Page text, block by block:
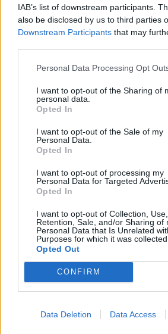
IAB’s list of downstream participants.
also be disclosed by us to third parties
Downstream Participants that may
Personal Data Processing Opt
I want to opt-out of the Sharing of
personal data.
Opted In
I want to opt-out of the Sale of my
Personal Data.
Opted In
I want to opt-out of processing my
Personal Data for Targeted
Opted In
I want to opt-out of Collection, Use,
Retention, Sale, and/or Sharing of
Personal Data that Is Unrelated
Purposes for which it was collected.
Opted Out
CONFIRM
Data Deletion Data Access
19
φήμες
ο